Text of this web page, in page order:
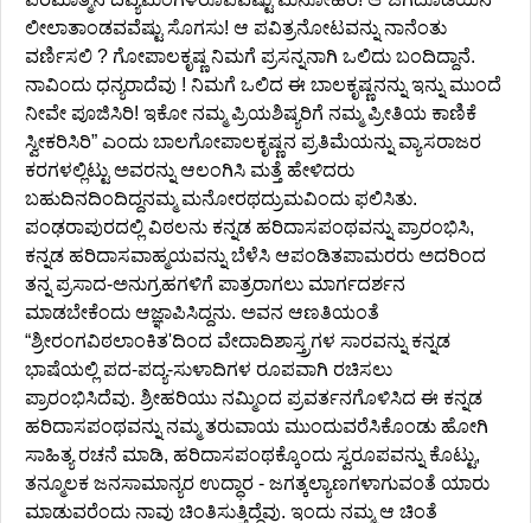
ಲೀಲಾತಾಂಡವವೆಷ್ಟು ಸೊಗಸು! ಆ ಪವಿತ್ರನೋಟವನ್ನು ನಾನೆಂತು
ವರ್ಣಿಸಲಿ ? ಗೋಪಾಲಕೃಷ್ಣ ನಿಮಗೆ ಪ್ರಸನ್ನನಾಗಿ ಒಲಿದು ಬಂದಿದ್ದಾನೆ.
ನಾವಿಂದು ಧನ್ಯರಾದೆವು ! ನಿಮಗೆ ಒಲಿದ ಈ ಬಾಲಕೃಷ್ಣನನ್ನು ಇನ್ನು ಮುಂದೆ
ನೀವೇ ಪೂಜಿಸಿರಿ! ಇಕೋ ನಮ್ಮ ಪ್ರಿಯಶಿಷ್ಯರಿಗೆ ನಮ್ಮ ಪ್ರೀತಿಯ ಕಾಣಿಕೆ
ಸ್ವೀಕರಿಸಿರಿ” ಎಂದು ಬಾಲಗೋಪಾಲಕೃಷ್ಣನ ಪ್ರತಿಮೆಯನ್ನು ವ್ಯಾಸರಾಜರ
ಕರಗಳಲ್ಲಿಟ್ಟು ಅವರನ್ನು ಆಲಂಗಿಸಿ ಮತ್ತೆ ಹೇಳಿದರು
ಬಹುದಿನದಿಂದಿದ್ದನಮ್ಮ ಮನೋರಥದ್ರುಮವಿಂದು ಫಲಿಸಿತು.
ಪಂಢರಾಪುರದಲ್ಲಿ ವಿಠಲನು ಕನ್ನಡ ಹರಿದಾಸಪಂಥವನ್ನು ಪ್ರಾರಂಭಿಸಿ,
ಕನ್ನಡ ಹರಿದಾಸವಾಹ್ಮಯವನ್ನು ಬೆಳೆಸಿ ಆಪಂಡಿತಪಾಮರರು ಅದರಿಂದ
ತನ್ನ ಪ್ರಸಾದ-ಅನುಗ್ರಹಗಳಿಗೆ ಪಾತ್ರರಾಗಲು ಮಾರ್ಗದರ್ಶನ
ಮಾಡಬೇಕೆಂದು ಆಜ್ಞಾಪಿಸಿದ್ದನು. ಅವನ ಆಣತಿಯಂತೆ
“ಶ್ರೀರಂಗವಿಠಲಾಂಕಿತ'ದಿಂದ ವೇದಾದಿಶಾಸ್ತ್ರಗಳ ಸಾರವನ್ನು ಕನ್ನಡ
ಭಾಷೆಯಲ್ಲಿ ಪದ-ಪದ್ಯ-ಸುಳಾದಿಗಳ ರೂಪವಾಗಿ ರಚಿಸಲು
ಪ್ರಾರಂಭಿಸಿದೆವು. ಶ್ರೀಹರಿಯು ನಮ್ಮಿಂದ ಪ್ರವರ್ತನಗೊಳಿಸಿದ ಈ ಕನ್ನಡ
ಹರಿದಾಸಪಂಥವನ್ನು ನಮ್ಮ ತರುವಾಯ ಮುಂದುವರೆಸಿಕೊಂಡು ಹೋಗಿ
ಸಾಹಿತ್ಯ ರಚನೆ ಮಾಡಿ, ಹರಿದಾಸಪಂಥಕ್ಕೊಂದು ಸ್ವರೂಪವನ್ನು ಕೊಟ್ಟು,
ತನ್ಮೂಲಕ ಜನಸಾಮಾನ್ಯರ ಉದ್ಧಾರ - ಜಗತ್ಕಲ್ಯಾಣಗಳಾಗುವಂತೆ ಯಾರು
ಮಾಡುವರೆಂದು ನಾವು ಚಿಂತಿಸುತ್ತಿದ್ದೆವು. ಇಂದು ನಮ್ಮ ಆ ಚಿಂತೆ